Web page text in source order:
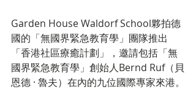
Garden House Waldorf School夥拍德
國的「無國界緊急教育學」團隊推出
「香港社區療癒計劃」，邀請包括「無
國界緊急教育學」創始人Bernd Ruf（貝
恩德 · 魯夫）在內的九位國際專家來港。